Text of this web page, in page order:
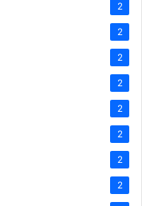
2
2
2
2
2
2
2
2